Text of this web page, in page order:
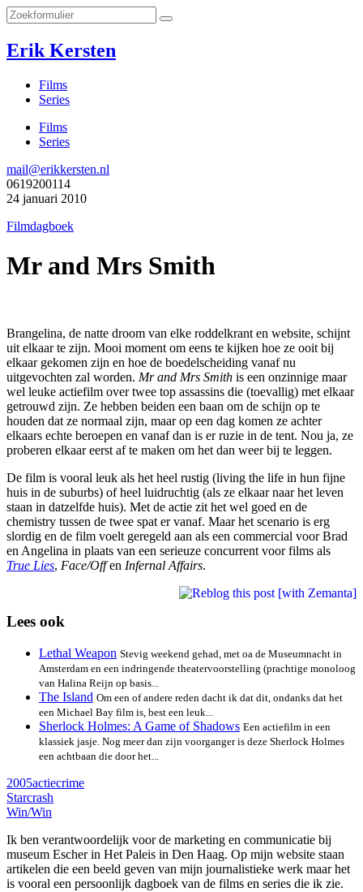
Erik Kersten
Films
Series
Films
Series
mail@erikkersten.nl
0619200114
24 januari 2010
Filmdagboek
Mr and Mrs Smith
Brangelina, de natte droom van elke roddelkrant en website, schijnt
uit elkaar te zijn. Mooi moment om eens te kijken hoe ze ooit bij
elkaar gekomen zijn en hoe de boedelscheiding vanaf nu
uitgevochten zal worden. Mr and Mrs Smith is een onzinnige maar
wel leuke actiefilm over twee top assassins die (toevallig) met elkaar
getrouwd zijn. Ze hebben beiden een baan om de schijn op te
houden dat ze normaal zijn, maar op een dag komen ze achter
elkaars echte beroepen en vanaf dan is er ruzie in de tent. Nou ja, ze
proberen elkaar eerst af te maken om het dan weer bij te leggen.
De film is vooral leuk als het heel rustig (living the life in hun fijne
huis in de suburbs) of heel luidruchtig (als ze elkaar naar het leven
staan in datzelfde huis). Met de actie zit het wel goed en de
chemistry tussen de twee spat er vanaf. Maar het scenario is erg
slordig en de film voelt geregeld aan als een commercial voor Brad
en Angelina in plaats van een serieuze concurrent voor films als
True Lies, Face/Offen Infernal Affairs.
Lees ook
Lethal Weapon Stevig weekend gehad, met oa de Museumnacht in
Amsterdam en een indringende theatervoorstelling (prachtige monoloog
van Halina Reijn op basis...
The Island Om een of andere reden dacht ik dat dit, ondanks dat het
een Michael Bay film is, best een leuk...
Sherlock Holmes: A Game of Shadows Een actiefilm in een
klassiek jasje. Nog meer dan zijn voorganger is deze Sherlock Holmes
een achtbaan die door het...
2005actiecrime
Starcrash
Win/Win
Ik ben verantwoordelijk voor de marketing en communicatie bij
museum Escher in Het Paleis in Den Haag. Op mijn website staan
artikelen die een beeld geven van mijn journalistieke werk maar het
is vooral een persoonlijk dagboek van de films en series die ik zie.